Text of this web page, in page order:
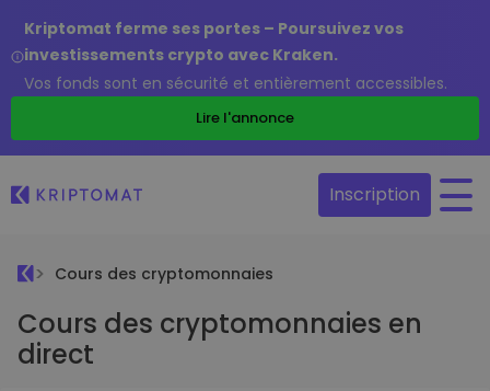
Kriptomat ferme ses portes – Poursuivez vos
investissements crypto avec Kraken.
Vos fonds sont en sécurité et entièrement accessibles.
Lire l'annonce
Inscription
Cours des cryptomonnaies
Cours des cryptomonnaies en
direct